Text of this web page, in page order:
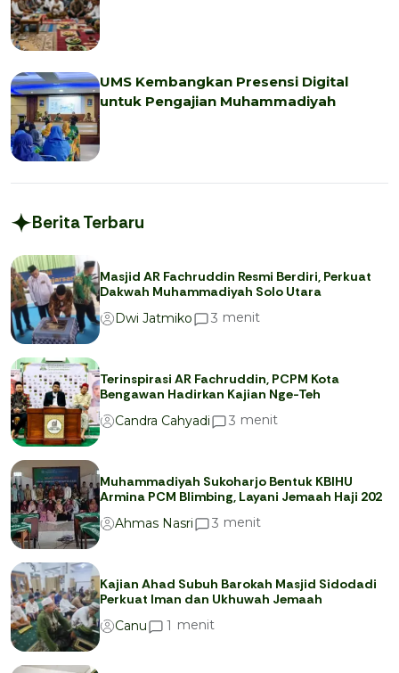
UMS Kembangkan Presensi Digital
untuk Pengajian Muhammadiyah
Berita Terbaru
Masjid AR Fachruddin Resmi Berdiri, Perkuat
Dakwah Muhammadiyah Solo Utara
Dwi Jatmiko
3 menit
Terinspirasi AR Fachruddin, PCPM Kota
Bengawan Hadirkan Kajian Nge-Teh
Candra Cahyadi
3 menit
Muhammadiyah Sukoharjo Bentuk KBIHU
Armina PCM Blimbing, Layani Jemaah Haji 202
Ahmas Nasri
3 menit
Kajian Ahad Subuh Barokah Masjid Sidodadi
Perkuat Iman dan Ukhuwah Jemaah
Canu
1 menit